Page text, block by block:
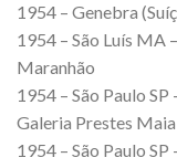
1954 – Genebra
1954 – São Luís MA
Maranhão
1954 – São Paulo
Galeria Prestes
1954 – São Paulo